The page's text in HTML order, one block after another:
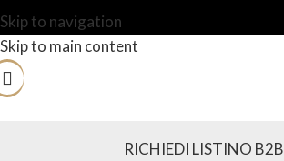
Skip to navigation
Skip to main content
RICHIEDI LISTINO B2B